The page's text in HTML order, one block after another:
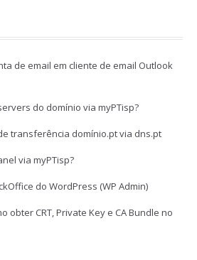
de email em cliente de email Outlook
do domínio via myPTisp?
transferência domínio.pt via dns.pt
via myPTisp?
do WordPress (WP Admin)
obter CRT, Private Key e CA Bundle no